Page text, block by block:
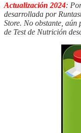
Actualización 2024:
desarrollada por
Store. No obstante,
de Test de Nutrición